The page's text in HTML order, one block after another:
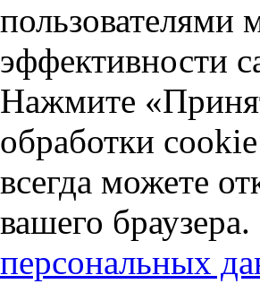
эффективности
Нажмите
обработки
всегда можете
вашего
персональных